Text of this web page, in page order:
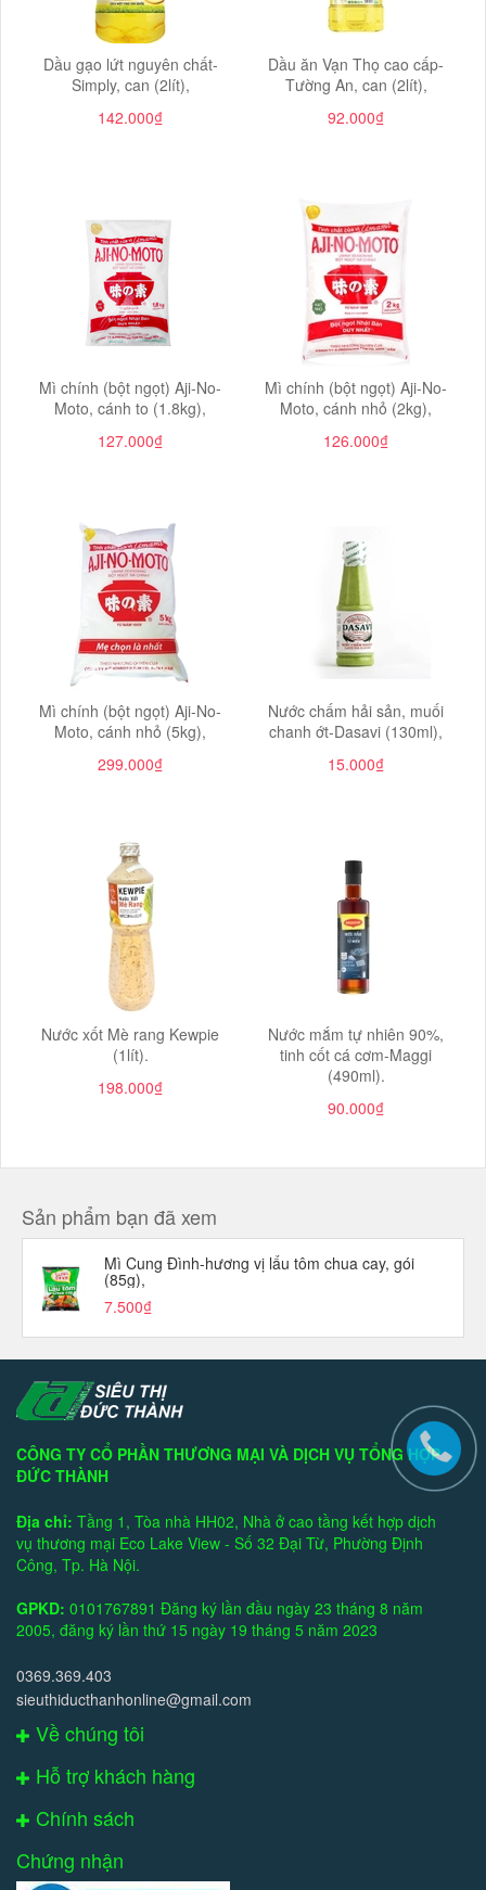
Dầu gạo lứt nguyên chất-
Simply, can (2lít),
142.000₫
Dầu ăn Vạn Thọ cao cấp-
Tường An, can (2lít),
92.000₫
Mì chính (bột ngọt) Aji-No-
Moto, cánh to (1.8kg),
127.000₫
Mì chính (bột ngọt) Aji-No-
Moto, cánh nhỏ (2kg),
126.000₫
Mì chính (bột ngọt) Aji-No-
Moto, cánh nhỏ (5kg),
299.000₫
Nước chấm hải sản, muối
chanh ớt-Dasavi (130ml),
15.000₫
Nước xốt Mè rang Kewpie
(1lít).
198.000₫
Nước mắm tự nhiên 90%,
tinh cốt cá cơm-Maggi
(490ml).
90.000₫
Sản phẩm bạn đã xem
Mì Cung Đình-hương vị lẩu tôm chua cay, gói
(85g),
7.500₫
CÔNG TY CỔ PHẦN THƯƠNG MẠI VÀ DỊCH VỤ TỔNG HỢP
ĐỨC THÀNH
Địa chỉ: Tầng 1, Tòa nhà HH02, Nhà ở cao tầng kết hợp dịch
vụ thương mại Eco Lake View - Số 32 Đại Từ, Phường Định
Công, Tp. Hà Nội.
GPKD: 0101767891 Đăng ký lần đầu ngày 23 tháng 8 năm
2005, đăng ký lần thứ 15 ngày 19 tháng 5 năm 2023
0369.369.403
sieuthiducthanhonline@gmail.com
Về chúng tôi
Hỗ trợ khách hàng
Chính sách
Chứng nhận